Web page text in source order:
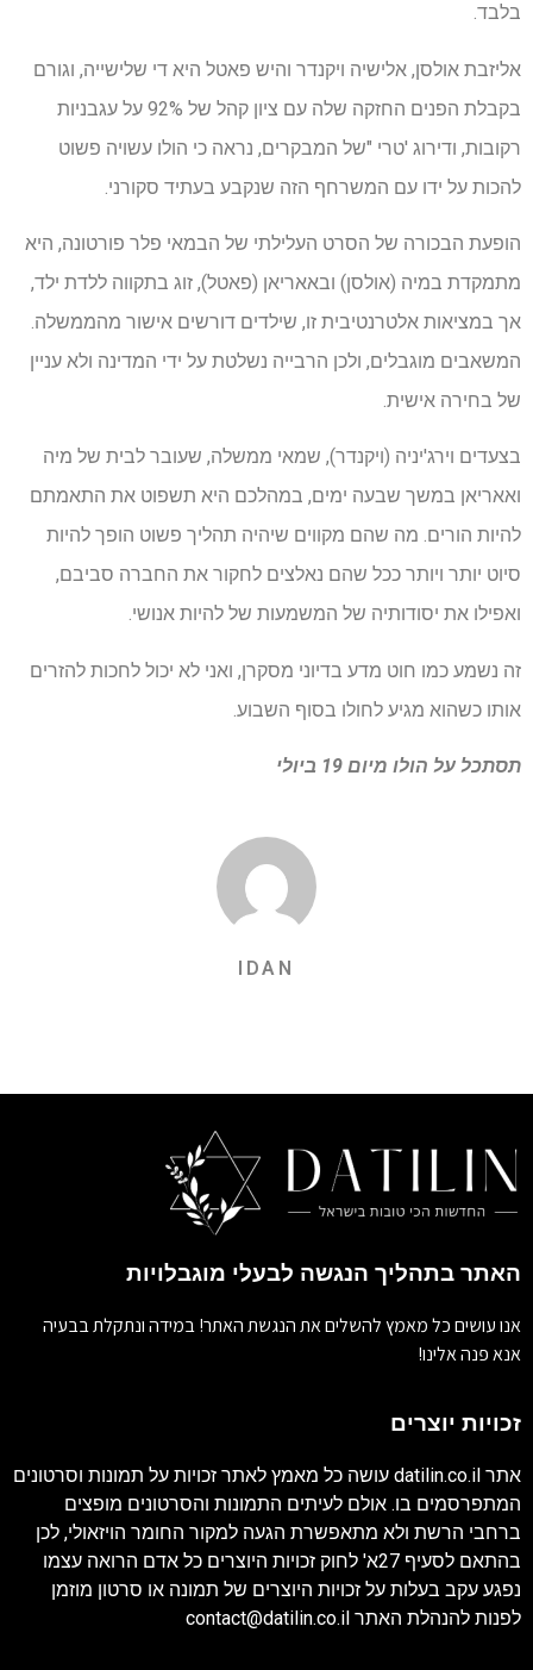
בלבד.
אליזבת אולסן, אלישיה ויקנדר והיש פאטל היא די שלישייה, וגורם
בקבלת הפנים החזקה שלה עם ציון קהל של 92% על עגבניות
רקובות, ודירוג 'טרי "של המבקרים, נראה כי הולו עשויה פשוט
להכות על ידו עם המשרחף הזה שנקבע בעתיד סקורני.
הופעת הבכורה של הסרט העלילתי של הבמאי פלר פורטונה, היא
מתמקדת במיה (אולסן) ובאאריאן (פאטל), זוג בתקווה ללדת ילד,
אך במציאות אלטרנטיבית זו, שילדים דורשים אישור מהממשלה.
המשאבים מוגבלים, ולכן הרבייה נשלטת על ידי המדינה ולא עניין
של בחירה אישית.
בצעדים וירג'יניה (ויקנדר), שמאי ממשלה, שעובר לבית של מיה
ואאריאן במשך שבעה ימים, במהלכם היא תשפוט את התאמתם
להיות הורים. מה שהם מקווים שיהיה תהליך פשוט הופך להיות
סיוט יותר ויותר ככל שהם נאלצים לחקור את החברה סביבם,
ואפילו את יסודותיה של המשמעות של להיות אנושי.
זה נשמע כמו חוט מדע בדיוני מסקרן, ואני לא יכול לחכות להזרים
אותו כשהוא מגיע לחולו בסוף השבוע.
תסתכל על הולו מיום 19 ביולי
IDAN
האתר בתהליך הנגשה לבעלי מוגבלויות
אנו עושים כל מאמץ להשלים את הנגשת האתר! במידה ונתקלת בבעיה
אנא פנה אלינו!
זכויות יוצרים
אתר datilin.co.il עושה כל מאמץ לאתר זכויות על תמונות וסרטונים
המתפרסמים בו. אולם לעיתים התמונות והסרטונים מופצים
ברחבי הרשת ולא מתאפשרת הגעה למקור החומר הויזאולי, לכן
בהתאם לסעיף 27א' לחוק זכויות היוצרים כל אדם הרואה עצמו
נפגע עקב בעלות על זכויות היוצרים של תמונה או סרטון מוזמן
לפנות להנהלת האתר contact@datilin.co.il